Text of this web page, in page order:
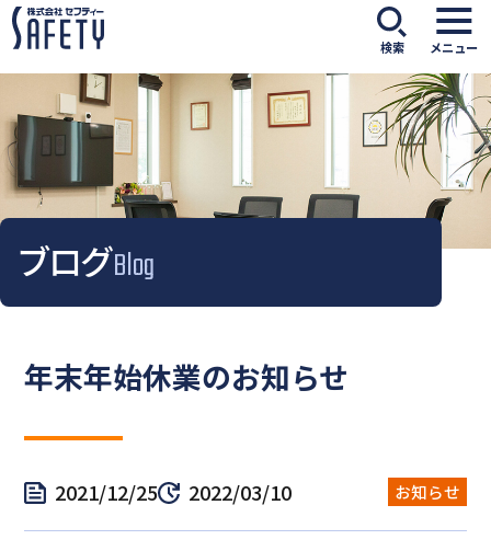
検索 メニュー
ブログBlog
年末年始休業のお知らせ
2021/12/25 2022/03/10 お知らせ